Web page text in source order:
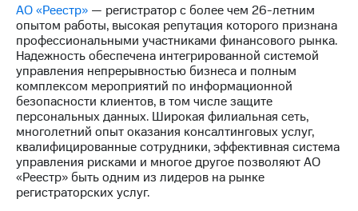
региона
Правовая
информация
Контакты
Медиа-центр
Пресс-
релизы
МТС
о технологиях
АО «Реестр» — регистратор с более чем 26-летним
опытом работы, высокая репутация которого признана
профессиональными участниками финансового рынка.
Надежность обеспечена интегрированной системой
управления непрерывностью бизнеса и полным
комплексом мероприятий по информационной
безопасности клиентов, в том числе защите
персональных данных. Широкая филиальная сеть,
многолетний опыт оказания консалтинговых услуг,
квалифицированные сотрудники, эффективная система
управления рисками и многое другое позволяют АО
«Реестр» быть одним из лидеров на рынке
регистраторских услуг.